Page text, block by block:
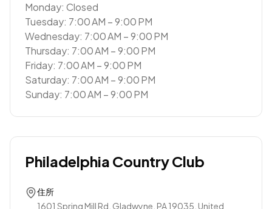
Monday: Closed
Tuesday: 7:00 AM – 9:00 PM
Wednesday: 7:00 AM – 9:00 PM
Thursday: 7:00 AM – 9:00 PM
Friday: 7:00 AM – 9:00 PM
Saturday: 7:00 AM – 9:00 PM
Sunday: 7:00 AM – 9:00 PM
Philadelphia Country Club
住所
1601 Spring Mill Rd, Gladwyne, PA 19035, United